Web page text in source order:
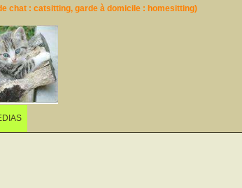
chat : catsitting, garde à domicile : homesitting)